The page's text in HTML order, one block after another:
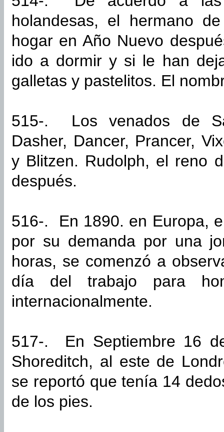
holandesas, el hermano
hogar en Año Nuevo
ido a dormir y si le han
galletas y pastelitos. El
515-. Los venados de
Dasher, Dancer, Prancer,
y Blitzen. Rudolph, el reno
después.
516-. En 1890. en Europa,
por su demanda por una
horas, se comenzó a
día del trabajo para
internacionalmente.
517-. En Septiembre 16
Shoreditch, al este de
se reportó que tenía 14
de los pies.